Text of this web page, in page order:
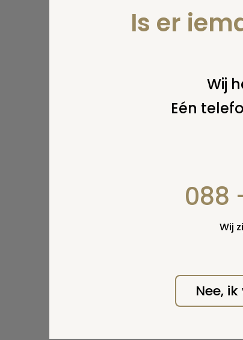
Is er
Wij
Eén
088
Wij
Nee,